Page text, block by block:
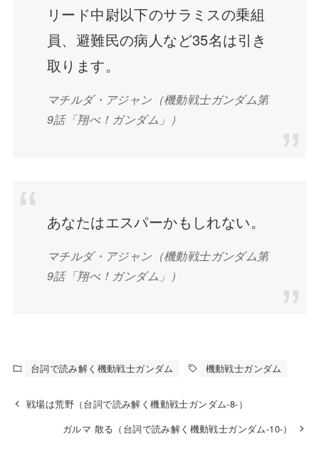
リード中尉以下のサラミスの乗組
員、避難民の病人など35名は引き
取ります。
マチルダ・アジャン（機動戦士ガンダム第
9話「翔べ！ガンダム」）
あなたはエスパーかもしれない。
マチルダ・アジャン（機動戦士ガンダム第
9話「翔べ！ガンダム」）
台詞で読み解く機動戦士ガンダム 機動戦士ガンダム
戦場は荒野（台詞で読み解く機動戦士ガンダム-8-）
ガルマ 散る（台詞で読み解く機動戦士ガンダム-10-）